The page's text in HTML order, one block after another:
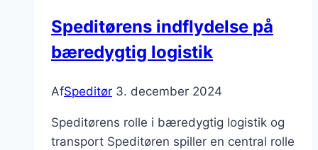
mest
effektive
Speditørens indflydelse på
bæredygtig logistik
AfSpeditør 3. december 2024
Speditørens rolle i bæredygtig logistik og
transport Speditøren spiller en central rolle